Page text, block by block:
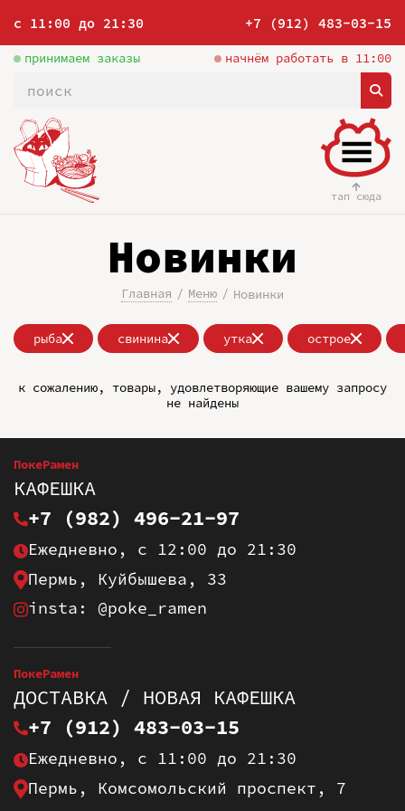
с 11:00 до 21:30 +7 (912) 483-03-15
принимаем заказы начнём работать в 11:00
тап сюда
Новинки
Главная Меню Новинки
рыба свинина утка острое
к сожалению, товары, удовлетворяющие вашему запросу
не найдены
ПокеРамен
КАФЕШКА
+7 (982) 496-21-97
Ежедневно, с 12:00 до 21:30
Пермь, Куйбышева, 33
insta: @poke_ramen
ПокеРамен
ДОСТАВКА / НОВАЯ КАФЕШКА
+7 (912) 483-03-15
Ежедневно, с 11:00 до 21:30
Пермь, Комсомольский проспект, 7